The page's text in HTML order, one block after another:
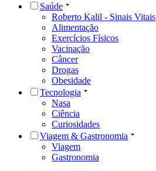
Saúde
Roberto Kalil - Sinais Vitais
Alimentação
Exercícios Físicos
Vacinação
Câncer
Drogas
Obesidade
Tecnologia
Nasa
Ciência
Curiosidades
Viagem & Gastronomia
Viagem
Gastronomia